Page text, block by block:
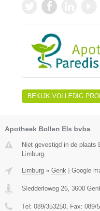
BEKIJK VOLLEDIG
Apotheek Bollen Els bvba
Niet gevestigd in de plaats
Limburg.
Limburg » Genk Google
Sledderloweg 26, 3600
Tel: 089/353250, Fax: 089/